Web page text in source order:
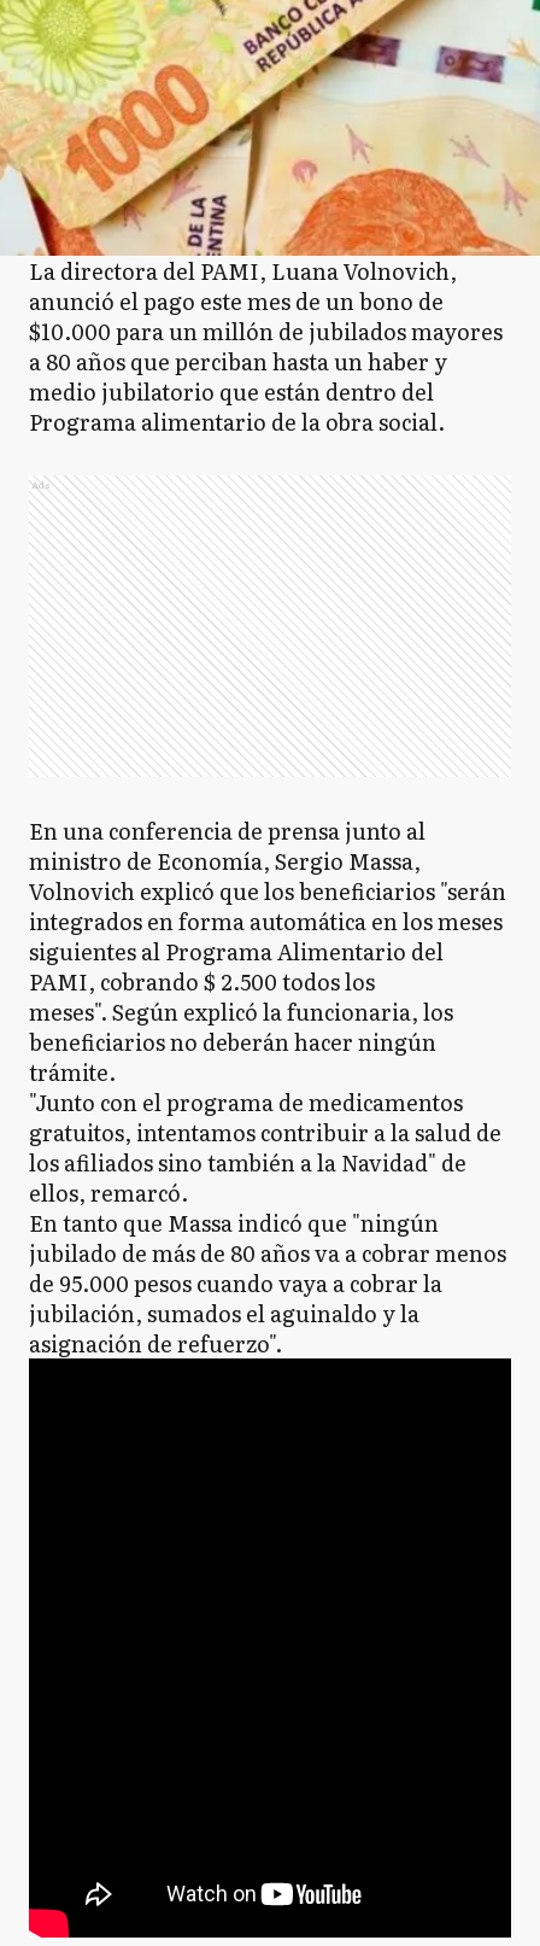
La directora del PAMI, Luana Volnovich,
anunció el pago este mes de un bono de
$10.000 para un millón de jubilados mayores
a 80 años que perciban hasta un haber y
medio jubilatorio que están dentro del
Programa alimentario de la obra social.
Ads
En una conferencia de prensa junto al
ministro de Economía, Sergio Massa,
Volnovich explicó que los beneficiarios "serán
integrados en forma automática en los meses
siguientes al Programa Alimentario del
PAMI, cobrando $ 2.500 todos los
meses". Según explicó la funcionaria, los
beneficiarios no deberán hacer ningún
trámite.
"Junto con el programa de medicamentos
gratuitos, intentamos contribuir a la salud de
los afiliados sino también a la Navidad" de
ellos, remarcó.
En tanto que Massa indicó que "ningún
jubilado de más de 80 años va a cobrar menos
de 95.000 pesos cuando vaya a cobrar la
jubilación, sumados el aguinaldo y la
asignación de refuerzo".